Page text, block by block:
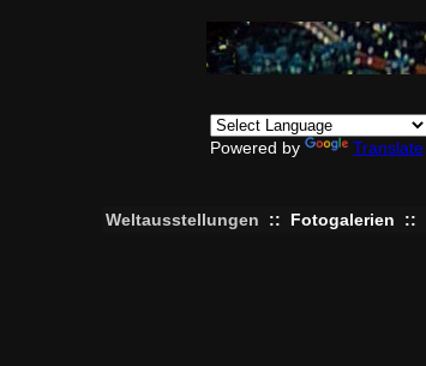
Powered by Translate
Weltausstellungen
:: Fotogalerien ::